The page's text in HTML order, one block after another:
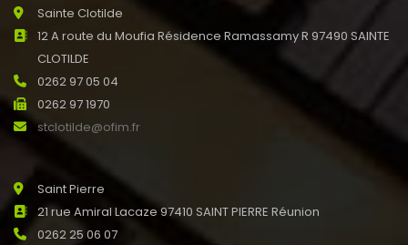
Sainte Clotilde
12 A route du Moufia Résidence Ramassamy R 97490 SAINTE
CLOTILDE
0262 97 05 04
0262 97 1970
stclotilde@ofim.fr
Saint Pierre
21 rue Amiral Lacaze 97410 SAINT PIERRE Réunion
0262 25 06 07